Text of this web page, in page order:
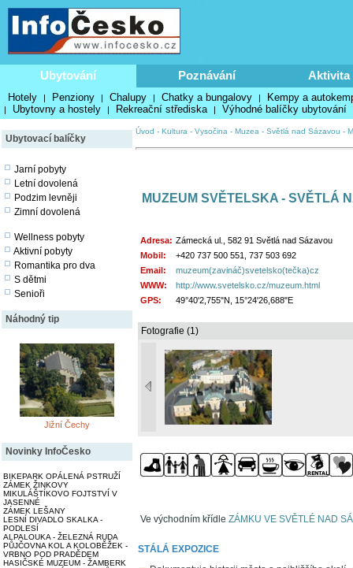
Ubytování Poznávání Aktivita
Hotely | Penziony | Chalupy | Chatky a bungalovy | Kempy a
| Ubytovny a hostely | Rekreační střediska | Výhodné balíčky ubytování
Ubytovací balíčky
Jarní pobyty
Letní dovolená
Podzim levněji
Zimní dovolená
Wellness pobyty
Aktivní pobyty
Romantika pro dva
S dětmi
Senioři
Náhodný tip
Jižní Čechy
Novinky InfoČesko
BIKEPARK OPÁLENÁ PSTRUŽÍ
ZÁMEK ŽINKOVY
MIKULÁŠTÍKOVO FOJTSTVÍ V
JASENNÉ
ZÁMEK LEŠANY
LESNÍ DIVADLO SKALKA -
PODLESÍ
ALPALOUKA - ŽELEZNÁ RUDA
PŮJČOVNA KOL A KOLOBĚŽEK -
VRBNO POD PRADĚDEM
HASIČSKÉ MUZEUM - ŽAMBERK
Úvod - Kultura - Vysočina - Muzea - Světlá nad Sázavou -
MUZEUM SVĚTELSKA - SVĚTLÁ
Adresa: Zámecká ul., 582 91 Světlá nad Sázavou
Mobil:
+420 737 500 551, 737 503 692
Email:
muzeum(zavináč)svetelsko(tečka)cz
WWW:
http://www.svetelsko.cz/muzeum.html
GPS:
49°40'2,755"N, 15°24'26,688"E
Fotografie (1)
Ve východním křídle ZÁMKU VE SVĚTLÉ NAD
STÁLÁ EXPOZICE